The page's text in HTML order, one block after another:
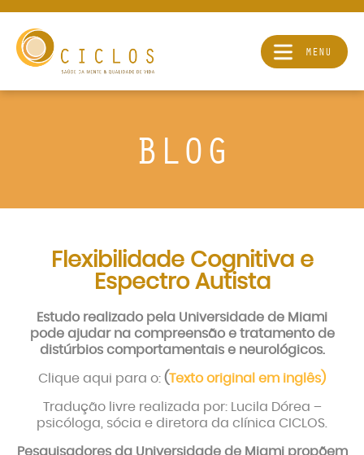
MENU
BLOG
Flexibilidade Cognitiva e
Espectro Autista
Estudo realizado pela Universidade de Miami
pode ajudar na compreensão e tratamento de
distúrbios comportamentais e neurológicos.
Clique aqui para o: (Texto original em inglês)
Tradução livre realizada por: Lucila Dórea –
psicóloga, sócia e diretora da clínica CICLOS.
Pesquisadores da Universidade de Miami propõem